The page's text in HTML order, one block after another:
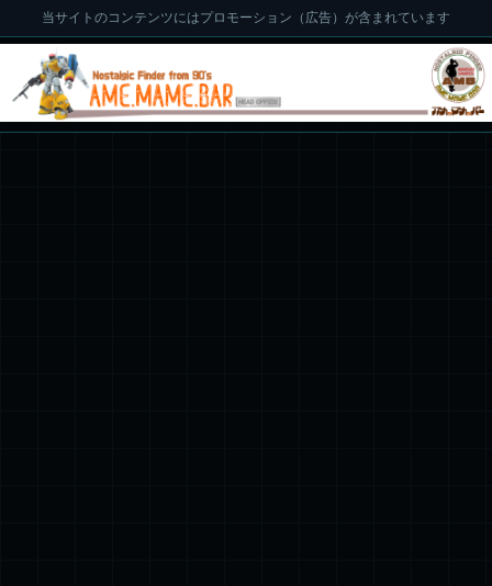
当サイトのコンテンツにはプロモーション（広告）が含まれています